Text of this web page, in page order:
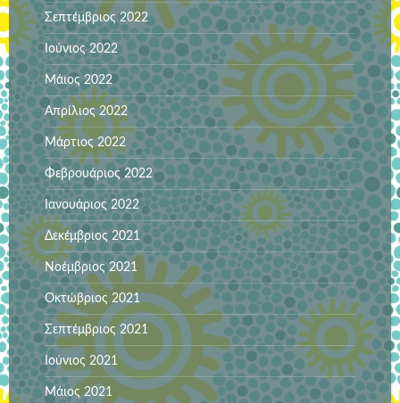
Σεπτέμβριος 2022
Ιούνιος 2022
Μάιος 2022
Απρίλιος 2022
Μάρτιος 2022
Φεβρουάριος 2022
Ιανουάριος 2022
Δεκέμβριος 2021
Νοέμβριος 2021
Οκτώβριος 2021
Σεπτέμβριος 2021
Ιούνιος 2021
Μάιος 2021